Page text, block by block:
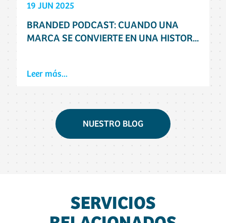
19 JUN 2025
BRANDED PODCAST: CUANDO UNA
MARCA SE CONVIERTE EN UNA HISTOR...
Leer más...
NUESTRO BLOG
SERVICIOS